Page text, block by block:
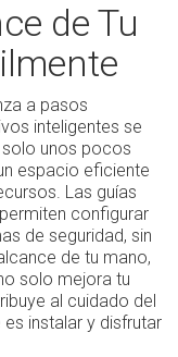
de Tu
a pasos
inteligentes se
solo unos pocos
espacio eficiente
Las guías
configurar
de seguridad, sin
de tu mano,
solo mejora tu
al cuidado del
instalar y disfrutar